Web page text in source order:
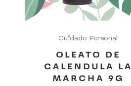
Cuidado Personal
OLEATO DE
CALENDULA LA
MARCHA 9G